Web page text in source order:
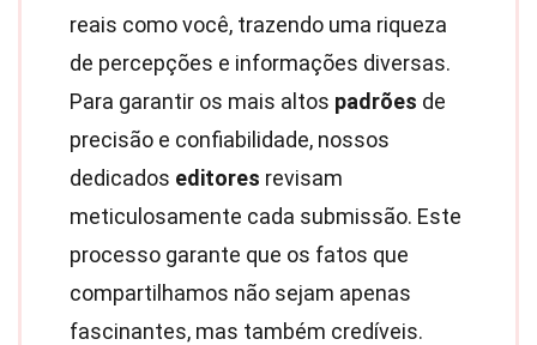
reais como você, trazendo uma riqueza
de percepções e informações diversas.
Para garantir os mais altos padrões de
precisão e confiabilidade, nossos
dedicados editores revisam
meticulosamente cada submissão. Este
processo garante que os fatos que
compartilhamos não sejam apenas
fascinantes, mas também credíveis.